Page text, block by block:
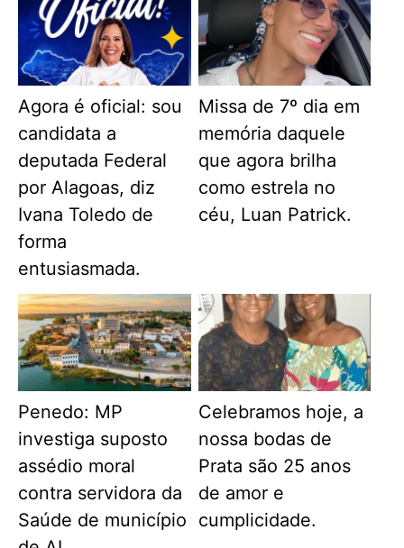
Agora é oficial: sou
candidata a
deputada Federal
por Alagoas, diz
Ivana Toledo de
forma
entusiasmada.
Missa de 7º dia em
memória daquele
que agora brilha
como estrela no
céu, Luan Patrick.
Penedo: MP
investiga suposto
assédio moral
contra servidora da
Saúde de município
Celebramos hoje, a
nossa bodas de
Prata são 25 anos
de amor e
cumplicidade.